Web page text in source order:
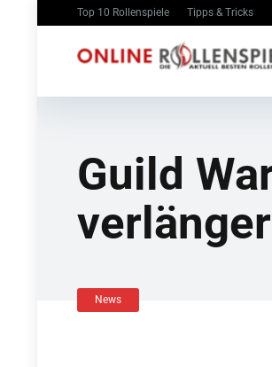
Top 10 Rollenspiele Tipps & Tricks
Guild
News